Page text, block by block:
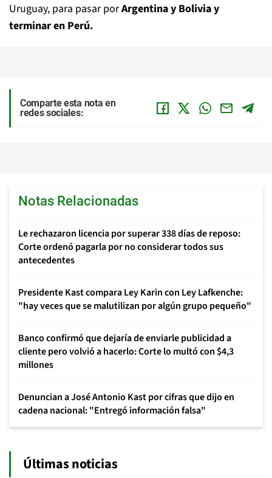
Uruguay, para pasar porArgentina y Bolivia y
terminar en Perú.
Comparte esta nota en
redes sociales:
Notas Relacionadas
Le rechazaron licencia por superar 338 días de reposo:
Corte ordenó pagarla por no considerar todos sus
antecedentes
Presidente Kast compara Ley Karin con Ley Lafkenche:
"hay veces que se malutilizan por algún grupo pequeño"
Banco confirmó que dejaría de enviarle publicidad a
cliente pero volvió a hacerlo: Corte lo multó con $4,3
millones
Denuncian a José Antonio Kast por cifras que dijo en
cadena nacional: "Entregó información falsa"
Últimas noticias